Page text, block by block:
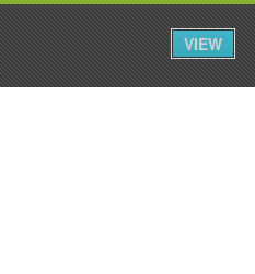
Assine Iniciar Sessão
VIEW